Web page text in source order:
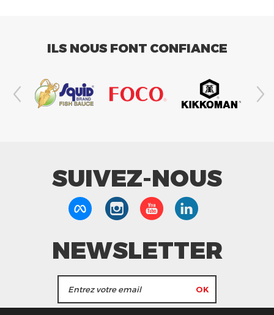
ILS NOUS FONT CONFIANCE
SUIVEZ-NOUS
NEWSLETTER